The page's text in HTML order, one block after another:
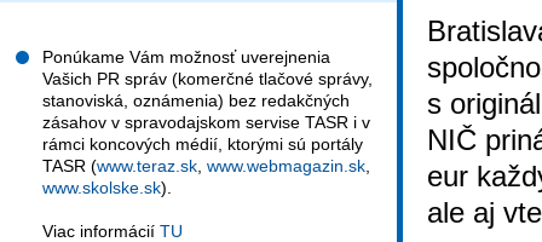
Ponúkame Vám možnosť uverejnenia
Vašich PR správ (komerčné tlačové správy,
stanoviská, oznámenia) bez redakčných
zásahov v spravodajskom servise TASR i v
rámci koncových médií, ktorými sú portály
TASR (www.teraz.sk www.webmagazin.sk
www.skolske.sk).
Viac informácií TU
s
NIČ
eur
ale aj